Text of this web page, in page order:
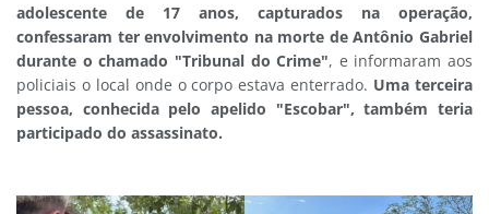
adolescente de 17 anos, capturados na operação,
confessaram ter envolvimento na morte de Antônio Gabriel
durante o chamado "Tribunal do Crime", e informaram aos
policiais o local onde o corpo estava enterrado. Uma terceira
pessoa, conhecida pelo apelido "Escobar", também teria
participado do assassinato.